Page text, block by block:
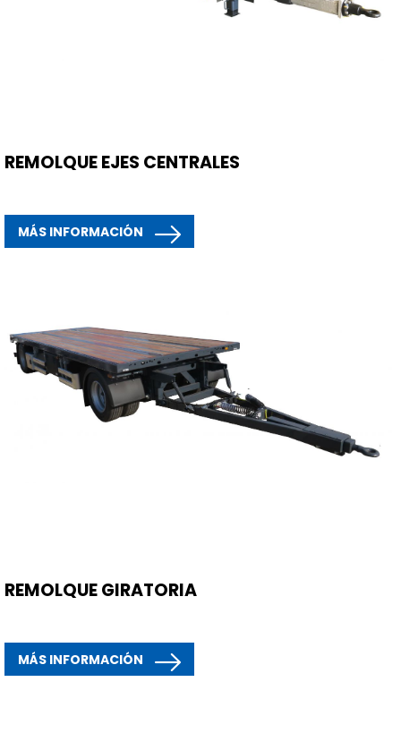
REMOLQUE EJES CENTRALES
MÁS INFORMACIÓN
REMOLQUE GIRATORIA
MÁS INFORMACIÓN